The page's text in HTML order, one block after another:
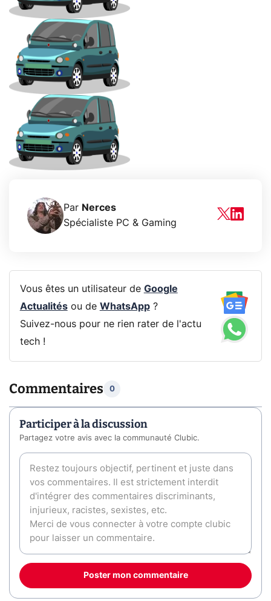
Par Nerces
Spécialiste PC & Gaming
Vous êtes un utilisateur de Google
Actualitésou de WhatsApp?
Suivez-nous pour ne rien rater de l'actu
tech !
Commentaires 0
Participer à la discussion
Partagez votre avis avec la communauté Clubic.
Poster mon commentaire